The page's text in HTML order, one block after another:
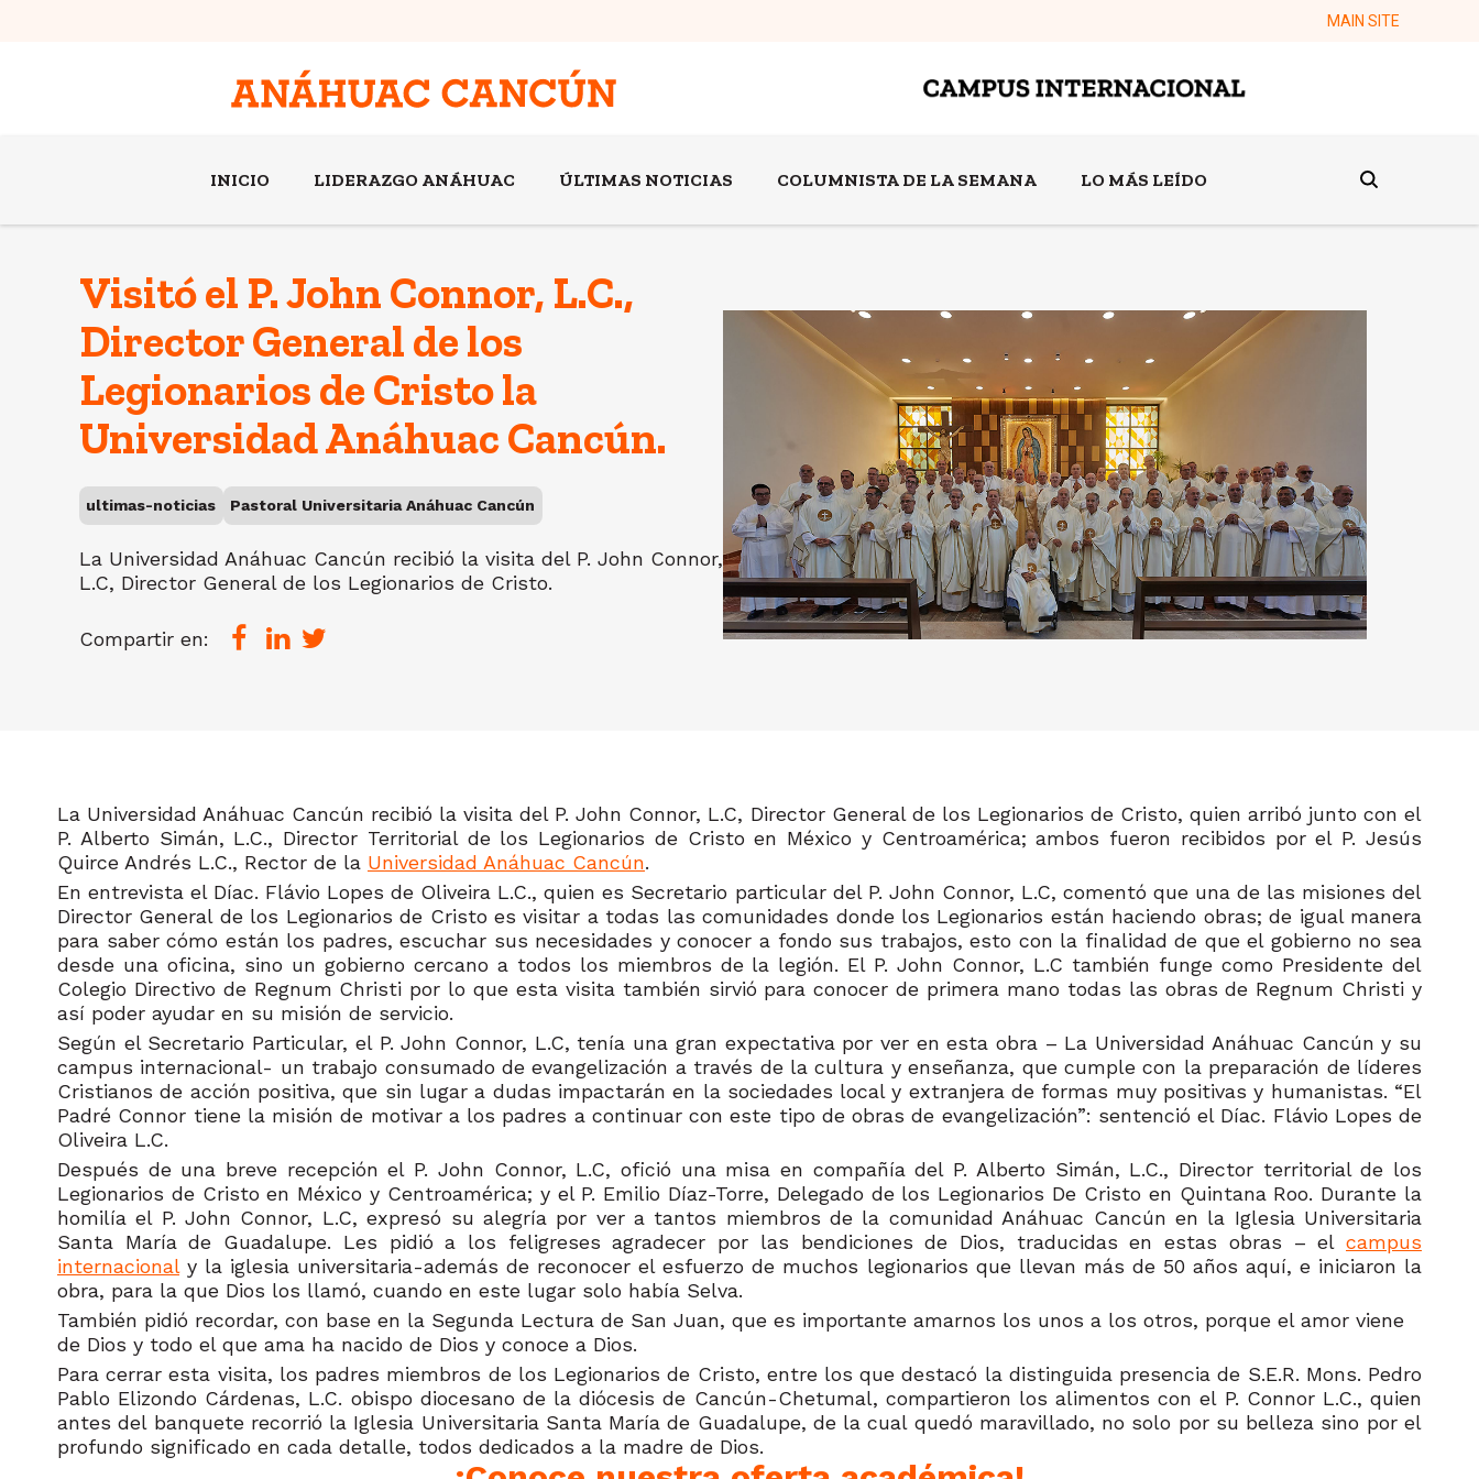
MAIN SITE
INICIO LIDERAZGO ANÁHUAC ÚLTIMAS NOTICIAS COLUMNISTA DE LA SEMANA LO MÁS LEÍDO
Visitó el P. John Connor, L.C.,
Director General de los
Legionarios de Cristo la
Universidad Anáhuac Cancún.
ultimas-noticias Pastoral Universitaria Anáhuac Cancún
La Universidad Anáhuac Cancún recibió la visita del P. John Connor,
L.C, Director General de los Legionarios de Cristo.
Compartir en:
La Universidad Anáhuac Cancún recibió la visita del P. John Connor, L.C, Director General de los Legionarios de Cristo, quien arribó junto con el
P. Alberto Simán, L.C., Director Territorial de los Legionarios de Cristo en México y Centroamérica; ambos fueron recibidos por el P. Jesús
Quirce Andrés L.C., Rector de la Universidad Anáhuac Cancún.
En entrevista el Díac. Flávio Lopes de Oliveira L.C., quien es Secretario particular del P. John Connor, L.C, comentó que una de las misiones del
Director General de los Legionarios de Cristo es visitar a todas las comunidades donde los Legionarios están haciendo obras; de igual manera
para saber cómo están los padres, escuchar sus necesidades y conocer a fondo sus trabajos, esto con la finalidad de que el gobierno no sea
desde una oficina, sino un gobierno cercano a todos los miembros de la legión. El P. John Connor, L.C también funge como Presidente del
Colegio Directivo de Regnum Christi por lo que esta visita también sirvió para conocer de primera mano todas las obras de Regnum Christi y
así poder ayudar en su misión de servicio.
Según el Secretario Particular, el P. John Connor, L.C, tenía una gran expectativa por ver en esta obra – La Universidad Anáhuac Cancún y su
campus internacional- un trabajo consumado de evangelización a través de la cultura y enseñanza, que cumple con la preparación de líderes
Cristianos de acción positiva, que sin lugar a dudas impactarán en la sociedades local y extranjera de formas muy positivas y humanistas. “El
Padré Connor tiene la misión de motivar a los padres a continuar con este tipo de obras de evangelización”: sentenció el Díac. Flávio Lopes de
Oliveira L.C.
Después de una breve recepción el P. John Connor, L.C, ofició una misa en compañía del P. Alberto Simán, L.C., Director territorial de los
Legionarios de Cristo en México y Centroamérica; y el P. Emilio Díaz-Torre, Delegado de los Legionarios De Cristo en Quintana Roo. Durante la
homilía el P. John Connor, L.C, expresó su alegría por ver a tantos miembros de la comunidad Anáhuac Cancún en la Iglesia Universitaria
Santa María de Guadalupe. Les pidió a los feligreses agradecer por las bendiciones de Dios, traducidas en estas obras – el campus
internacionaly la iglesia universitaria-además de reconocer el esfuerzo de muchos legionarios que llevan más de 50 años aquí, e iniciaron la
obra, para la que Dios los llamó, cuando en este lugar solo había Selva.
También pidió recordar, con base en la Segunda Lectura de San Juan, que es importante amarnos los unos a los otros, porque el amor viene
de Dios y todo el que ama ha nacido de Dios y conoce a Dios.
Para cerrar esta visita, los padres miembros de los Legionarios de Cristo, entre los que destacó la distinguida presencia de S.E.R. Mons. Pedro
Pablo Elizondo Cárdenas, L.C. obispo diocesano de la diócesis de Cancún-Chetumal, compartieron los alimentos con el P. Connor L.C., quien
antes del banquete recorrió la Iglesia Universitaria Santa María de Guadalupe, de la cual quedó maravillado, no solo por su belleza sino por el
profundo significado en cada detalle, todos dedicados a la madre de Dios.